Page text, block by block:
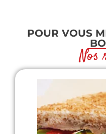
POUR VOUS
Nos